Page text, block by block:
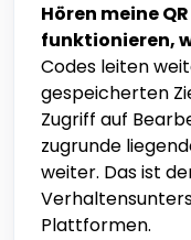
Hören meine
funktionieren,
Codes leiten
gespeicherten
Zugriff auf
zugrunde
weiter. Das ist
Plattformen.